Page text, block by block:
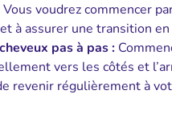
Vous voudrez commencer
et à assurer une transition
pas à pas :
vers les côtés et
revenir régulièrement à